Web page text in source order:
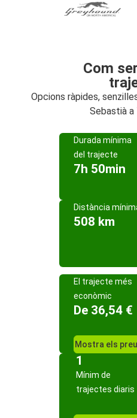
Com
Opcions ràpides,
Sebastià a
Durada mínima
del trajecte
7h 50min
Distància
508 km
El trajecte més
econòmic
De 36,54 €
Mostra els
1
Mínim de
trajectes diaris